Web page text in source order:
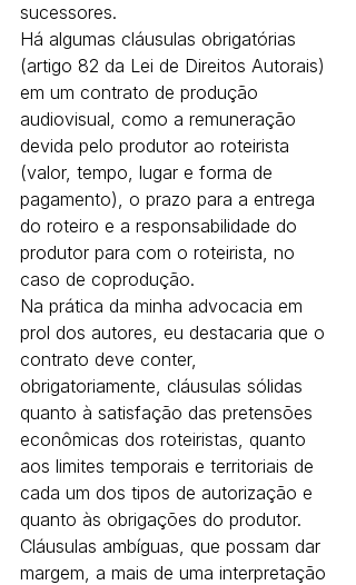
sucessores.
Há algumas cláusulas obrigatórias
(artigo 82 da Lei de Direitos Autorais)
em um contrato de produção
audiovisual, como a remuneração
devida pelo produtor ao roteirista
(valor, tempo, lugar e forma de
pagamento), o prazo para a entrega
do roteiro e a responsabilidade do
produtor para com o roteirista, no
caso de coprodução.
Na prática da minha advocacia em
prol dos autores, eu destacaria que o
contrato deve conter,
obrigatoriamente, cláusulas sólidas
quanto à satisfação das pretensões
econômicas dos roteiristas, quanto
aos limites temporais e territoriais de
cada um dos tipos de autorização e
quanto às obrigações do produtor.
Cláusulas ambíguas, que possam dar
margem, a mais de uma interpretação